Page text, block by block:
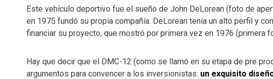
Este vehículo deportivo fue el sueño de John DeLorean (foto de
en 1975 fundó su propia compañía. DeLorean tenía un alto perfil y
financiar su proyecto, que mostró por primera vez en 1976 (primera
Hay que decir que el DMC-12 (como se llamó en su etapa de pre
argumentos para convencer a los inversionistas: un exquisito